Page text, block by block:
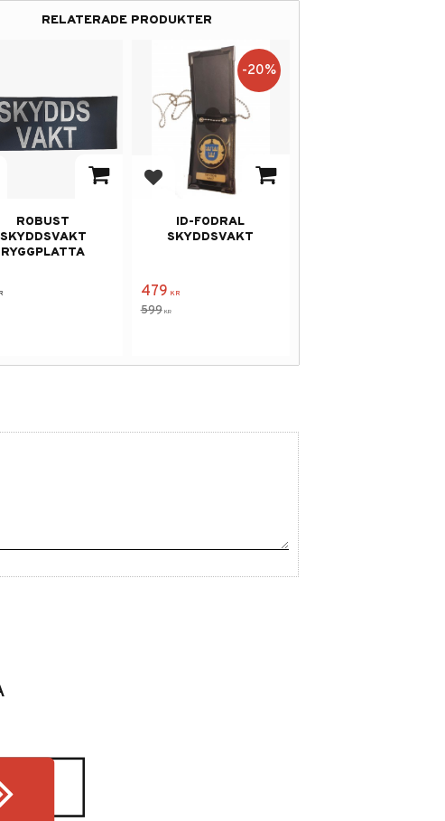
RELATERADE PRODUKTER
till i favoriter
ROBUST
SKYDDSVAKT
RYGGPLATTA
Lägg till i favoriter
ID-FODRAL
SKYDDSVAKT
479 KR
599KR
20%